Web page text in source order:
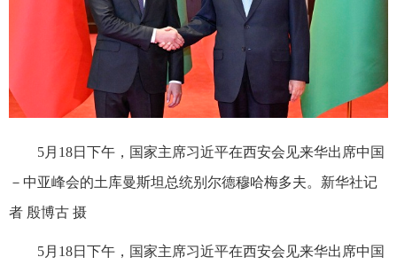
5月18日下午，国家主席习近平在西安会见来华出席中国
－中亚峰会的土库曼斯坦总统别尔德穆哈梅多夫。新华社记
者 殷博古 摄
5月18日下午，国家主席习近平在西安会见来华出席中国